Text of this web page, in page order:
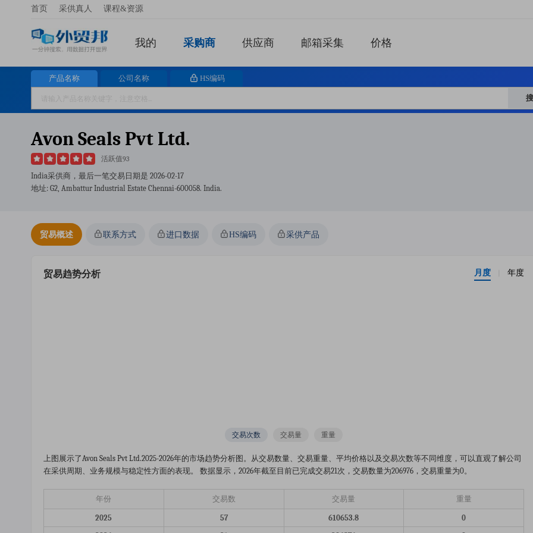
首页 采供真人 课程&资源
我的 采购商 供应商 邮箱采集 价格
产品名称 公司名称 HS编码
Avon Seals Pvt Ltd.
活跃值93
India采供商，最后一笔交易日期是 2026-02-17
地址: G2, Ambattur Industrial Estate Chennai-600058. India.
贸易概述 联系方式 进口数据 HS编码 采供产品
贸易趋势分析 月度 年度
交易次数 交易量 重量
上图展示了avon Seals Pvt Ltd.2025-2026年的市场趋势分析图。从交易数量、交易重量、平均价格以及交易次数等不同维度，可以直观了解公司
在采供周期、业务规模与稳定性方面的表现。 数据显示，2026年截至目前已完成交易21次，交易数量为206976，交易重量为0。
年份 交易数 交易量 重量
2025 57 610653.8
0